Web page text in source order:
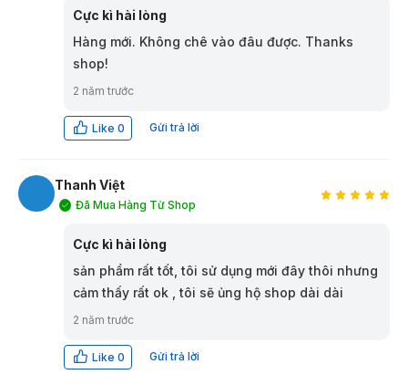
Cực kì hài lòng
Hàng mới. Không chê vào đâu được. Thanks
shop!
2 năm trước
Like 0 Gửi trả lời
Thanh Việt
Đã Mua Hàng Từ Shop
Cực kì hài lòng
sản phẩm rất tốt, tôi sử dụng mới đây thôi nhưng
cảm thấy rất ok , tôi sẽ ủng hộ shop dài dài
2 năm trước
Like 0 Gửi trả lời